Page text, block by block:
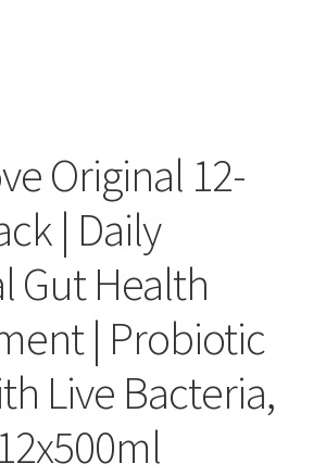
Original 12-
| Daily
Gut Health
| Probiotic
Live Bacteria,